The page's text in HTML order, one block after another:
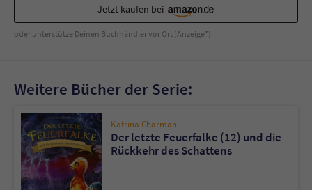
Jetzt kaufen bei
oder unterstütze Deinen Buchhändler vor Ort (Anzeige*)
Weitere Bücher der Serie:
Katrina Charman
Der letzte Feuerfalke (12) und die
Rückkehr des Schattens